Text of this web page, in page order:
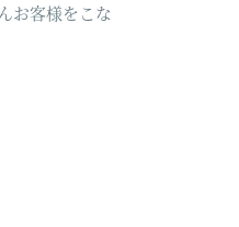
お客様をこな